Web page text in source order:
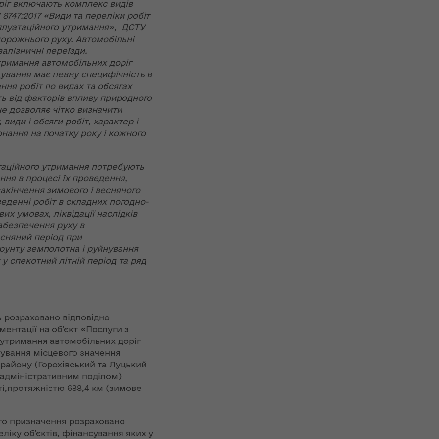
2018
608
"Про
2018
2018
Новий
адміністративно-
територіальний
устрій Волині: які
функції мають
новостворені
районні державні
адміністрації
9 червня в області
стартувала літня
НЕФОРМАТ:
інтерв’ю із
заступником
голови ОДА Ігорем
Чуліпою для
«InsiderMedia».
ВІДЕО
Інтерв’ю
Вікторія Левчук
про плани на
посаді заступниці
голови ОДА в
ефірі телеканалу
«Громадське
НЕФОРМАТ:
включають комплекс видів
«Види та переліки робіт
утримання», ДСТУ
руху. Автомобільні
переїзди.
автомобільних доріг
має певну специфічність в
робіт по видах та обсягах
від факторів впливу природного
чітко визначити
види і обсяги робіт, характер і
на початку року і кожного
утримання потребують
в процесі їх проведення,
зимового і весняного
робіт в складних погодно-
умовах, ліквідації наслідків
руху в
період при
земполотна і руйнування
спекотний літній період та ряд
розраховано відповідно
на об’єкт «Послуги з
автомобільних доріг
місцевого значення
(Горохівський та Луцький
поділом)
688,4 км (зимове
призначення розраховано
об’єктів, фінансування яких у